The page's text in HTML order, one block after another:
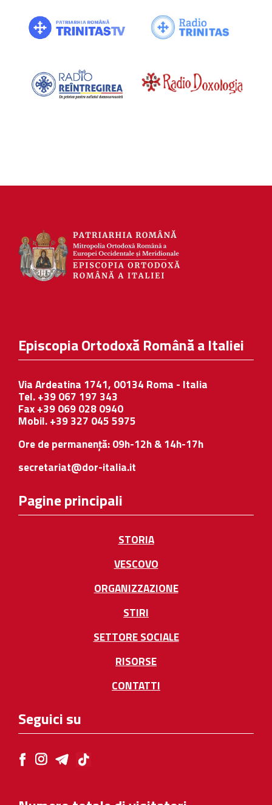
Episcopia Ortodoxă Română a Italiei
Via Ardeatina 1741, 00134 Roma - Italia
Tel. +39 067 197 343
Fax +39 069 028 0940
Mobil. +39 327 045 5975
Ore de permanență: 09h-12h & 14h-17h
secretariat@dor-italia.it
Pagine principali
STORIA
VESCOVO
ORGANIZZAZIONE
STIRI
SETTORE SOCIALE
RISORSE
CONTATTI
Seguici su